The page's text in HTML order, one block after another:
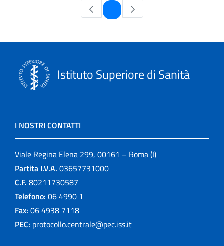
Pagina
Istituto Superiore di Sanità
I NOSTRI CONTATTI
Viale Regina Elena 299, 00161 – Roma (I)
Partita I.V.A. 03657731000
C.F. 80211730587
Telefono: 06 4990 1
Fax: 06 4938 7118
PEC: protocollo.centrale@pec.iss.it